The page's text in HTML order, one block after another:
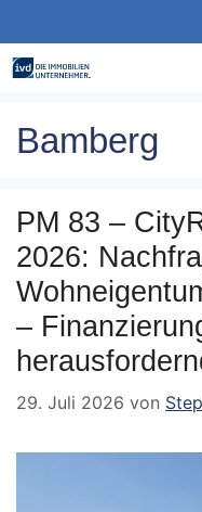
Inhalt
springen
Bamberg
PM 83 –
2026:
–
29. Juli 2026 von